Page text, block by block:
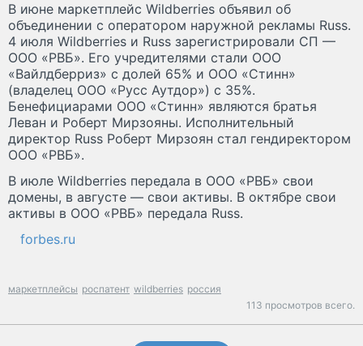
В июне маркетплейс Wildberries объявил об
объединении с оператором наружной рекламы Russ.
4 июля Wildberries и Russ зарегистрировали СП —
OOO «РВБ». Его учредителями стали ООО
«Вайлдберриз» с долей 65% и ООО «Стинн»
(владелец ООО «Русс Аутдор») с 35%.
Бенефициарами ООО «Стинн» являются братья
Леван и Роберт Мирзояны. Исполнительный
директор Russ Роберт Мирзоян стал гендиректором
OOO «РВБ».
В июле Wildberries передала в ООО «РВБ» свои
домены, в августе — свои активы. В октябре свои
активы в ООО «РВБ» передала Russ.
forbes.ru
маркетплейсы роспатент wildberries россия
113 просмотров всего.